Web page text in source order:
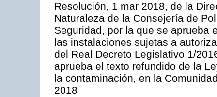
Resolución, 1 mar 2018, de la
Naturaleza de la Consejería de
Seguridad, por la que se aprueba
las instalaciones sujetas a
del Real Decreto Legislativo 1/
aprueba el texto refundido de la
la contaminación, en la
2018